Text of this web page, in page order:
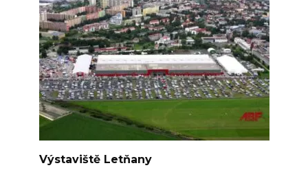
Výstaviště Letňany